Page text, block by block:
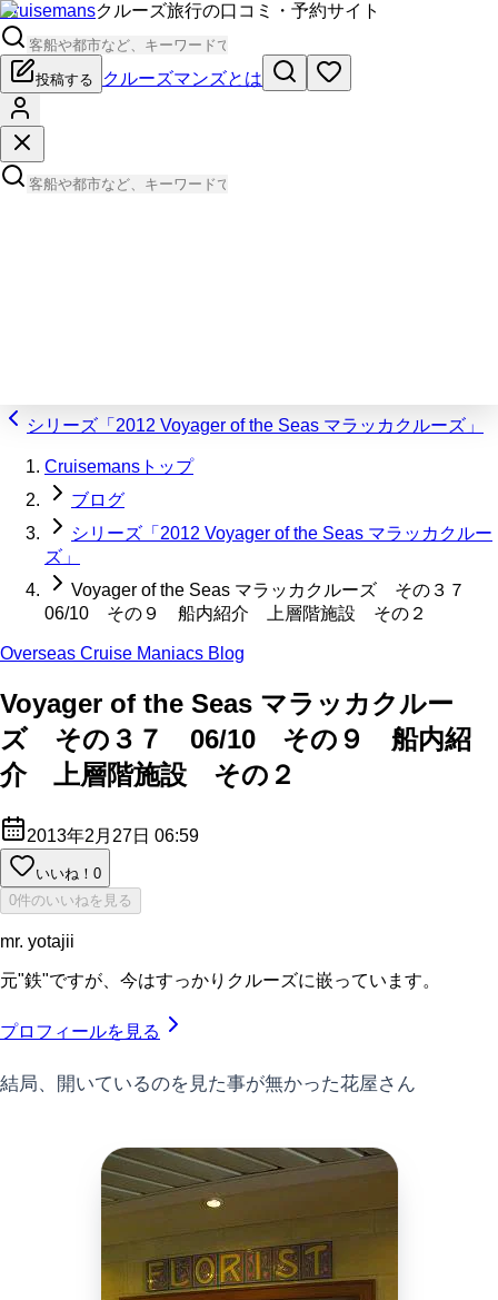
Cruisemansクルーズ旅行の口コミ・予約サイト
投稿する クルーズマンズとは
シリーズ「2012 Voyager of the Seas マラッカクルーズ」
Cruisemansトップ
ブログ
シリーズ「2012 Voyager of the Seas マラッカクルー
ズ」
Voyager of the Seas マラッカクルーズ その３７
06/10 その９ 船内紹介 上層階施設 その２
Overseas Cruise Maniacs Blog
Voyager of the Seas マラッカクルー
ズ その３７ 06/10 その９ 船内紹
介 上層階施設 その２
2013年2月27日 06:59
いいね！ 0
0件のいいねを見る
mr. yotajii
元"鉄"ですが、今はすっかりクルーズに嵌っています。
プロフィールを見る
結局、開いているのを見た事が無かった花屋さん